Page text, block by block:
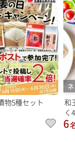
物5種セット
和
く
6